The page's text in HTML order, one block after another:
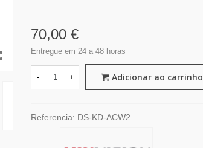
70,00 €
Entregue em 24 a 48 horas
- + Adicionar ao carrinho
Referencia: DS-KD-ACW2